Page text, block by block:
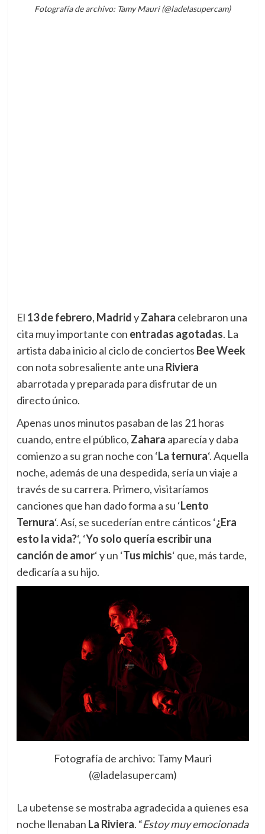
Fotografía de archivo: Tamy Mauri (@ladelasupercam)
El 13 de febrero, MadridyZahara celebraron una
cita muy importante con entradas agotadas. La
artista daba inicio al ciclo de conciertos Bee Week
con nota sobresaliente ante una Riviera
abarrotada y preparada para disfrutar de un
directo único.
Apenas unos minutos pasaban de las 21 horas
cuando, entre el público, Zahara aparecía y daba
comienzo a su gran noche con ‘La ternura‘. Aquella
noche, además de una despedida, sería un viaje a
través de su carrera. Primero, visitaríamos
canciones que han dado forma a su ‘Lento
Ternura‘. Así, se sucederían entre cánticos ‘¿Era
esto la vida?‘, ‘Yo solo quería escribir una
canción de amor‘ y un ‘Tus michis‘ que, más tarde,
dedicaría a su hijo.
Fotografía de archivo: Tamy Mauri
(@ladelasupercam)
La ubetense se mostraba agradecida a quienes esa
noche llenaban La Riviera. “Estoy muy emocionada